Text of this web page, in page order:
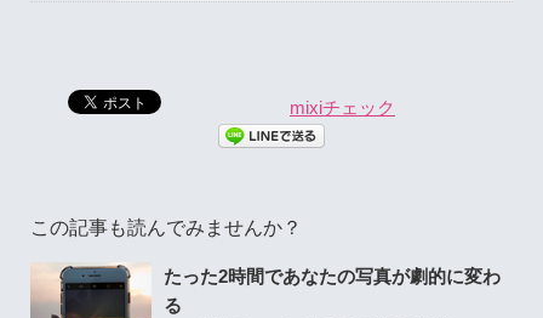
mixiチェック
この記事も読んでみませんか？
たった2時間であなたの写真が劇的に変わ
る